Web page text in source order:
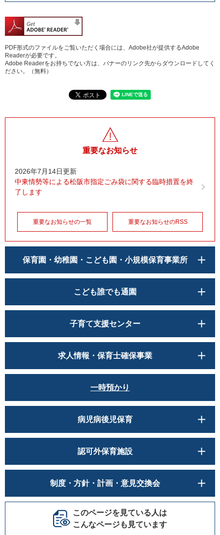
PDF形式のファイルをご覧いただく場合には、Adobe社が提供するAdobe
Readerが必要です。
Adobe Readerをお持ちでない方は、バナーのリンク先からダウンロードしてく
ださい。（無料）
重要なお知らせ
2026年7月14日更新
中東情勢等による松阪市指定ごみ袋に関する臨時措置を終
了します
重要なお知らせの一覧 重要なお知らせのRSS
保育園・幼稚園・こども園・小規模保育事業所
こども誰でも通園
子育て支援センター
求人情報・保育士確保事業
一時預かり
病児病後児保育
認可外保育施設
制度・方針・計画・意見交換会
このページを見ている人は
こんなページも見ています